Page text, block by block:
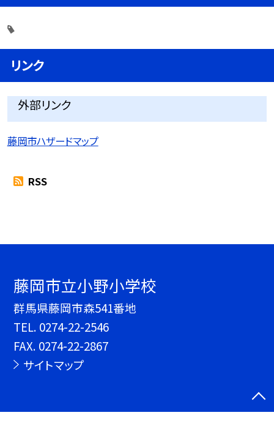
リンク
外部リンク
藤岡市ハザードマップ
RSS
藤岡市立小野小学校
群馬県藤岡市森541番地
TEL. 0274-22-2546
FAX. 0274-22-2867
サイトマップ